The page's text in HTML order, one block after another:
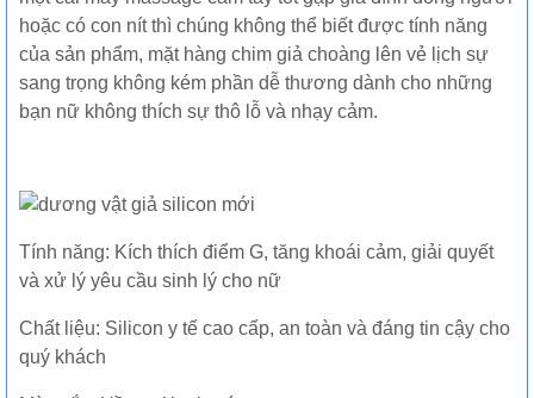
hoặc có con nít thì chúng không thể biết được tính năng
của sản phẩm, mặt hàng chim giả choàng lên vẻ lịch sự
sang trọng không kém phần dễ thương dành cho những
bạn nữ không thích sự thô lỗ và nhạy cảm.
Tính năng: Kích thích điểm G, tăng khoái cảm, giải quyết
và xử lý yêu cầu sinh lý cho nữ
Chất liệu: Silicon y tế cao cấp, an toàn và đáng tin cậy cho
quý khách